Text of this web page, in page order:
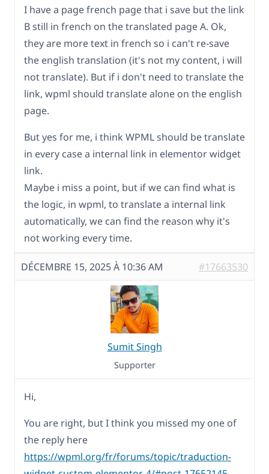
I have a page french page that i save but the link
B still in french on the translated page A. Ok,
they are more text in french so i can't re-save
the english translation (it's not my content, i will
not translate). But if i don't need to translate the
link, wpml should translate alone on the english
page.
But yes for me, i think WPML should be translate
in every case a internal link in elementor widget
link.
Maybe i miss a point, but if we can find what is
the logic, in wpml, to translate a internal link
automatically, we can find the reason why it's
not working every time.
DÉCEMBRE 15, 2025 À 10:36 AM #17663530
Sumit Singh
Supporter
Hi,
You are right, but I think you missed my one of
the reply here
https://wpml.org/fr/forums/topic/traduction-